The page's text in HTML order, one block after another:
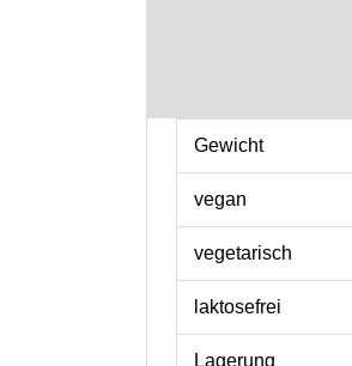
Gewicht
vegan
vegetarisch
laktosefrei
Lagerung